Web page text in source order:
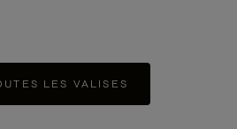
LES VALISES